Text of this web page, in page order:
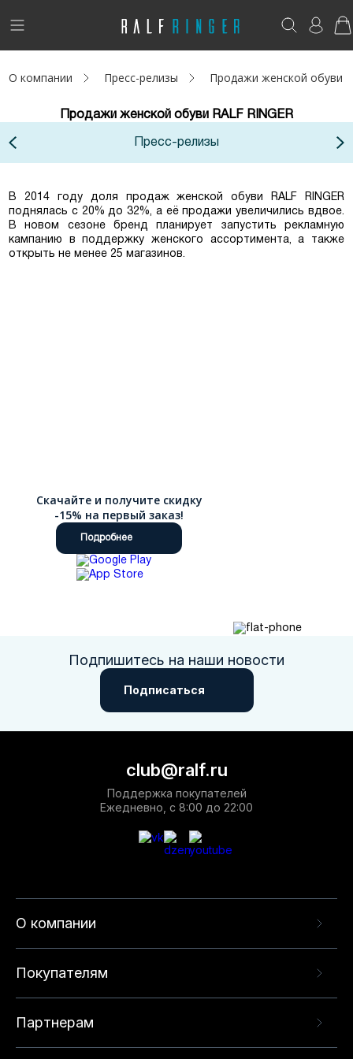
!
Новинки
Женщинам
Детям
Капсула
Да, все верно Изменить город
О компании
Возникли вопросы? - club@ralf.ru
О компании Пресс-релизы Продажи женской обуви
Продажи женской обуви RALF RINGER
Пресс-релизы
В 2014 году доля продаж женской обуви RALF RINGER
поднялась с 20% до 32%, а её продажи увеличились вдвое.
В новом сезоне бренд планирует запустить рекламную
кампанию в поддержку женского ассортимента, а также
открыть не менее 25 магазинов.
Скачайте и получите скидку
-15% на первый заказ!
Подробнее
Подпишитесь на наши новости
Подписаться
О компании
Покупателям
Партнерам
club@ralf.ru
Поддержка покупателей
Ежедневно, с 8:00 до 22:00